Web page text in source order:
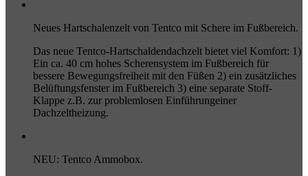
Neues Hartschalenzelt von Tentco mit Schere im Fußbereich.
Das neue Tentco-Hartschaldendachzelt bietet viel Komfort: 1)
Ein ca. 40 cm hohes Scherensystem im Fußbereich für
bessere Bewegungsfreiheit mit den Füßen 2) ein zusätzliches
Belüftungsfenster im Fußbereich 3) eine separate Stoff-
Klappe z.B. zur problemlosen Einführungeiner
Dachzeltheizung.
NEU: Tentco Ammobox.